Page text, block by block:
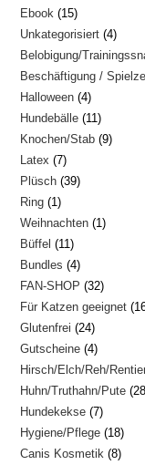
Produkte
Ebook 1515
Produkte
Unkategorisiert 44
Belobigung/
Beschäftigung /
Halloween 44
Produkte
Hundebälle 1111
Produkte
Knochen/Stab 99
Latex 77
Produkte
Plüsch 3939
Ring 11
Produkt
Weihnachten 11
Büffel 1111
Produkte
Bundles 44
Produkte
FAN-SHOP 3232
Für Katzen geeignet
Glutenfrei 2424
Produkte
Gutscheine 44
Produkte
Hirsch/Elch/Reh/
Huhn/Truthahn/Pute
Hundekekse 77
Produkte
Hygiene/Pflege 1818
Canis Kosmetik 88